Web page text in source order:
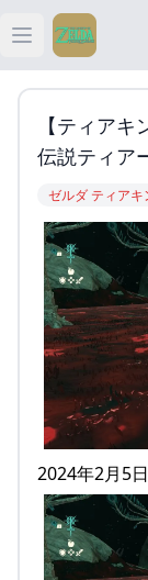
Open main
【ティア
伝説ティア
ゼルダ ティアキ
2024年2月5